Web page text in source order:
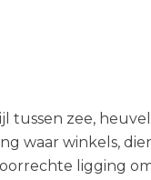
tussen zee,
waar winkels,
ligging